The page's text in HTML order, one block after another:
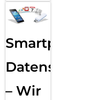
Smartphone
Datensicherung
– Wir